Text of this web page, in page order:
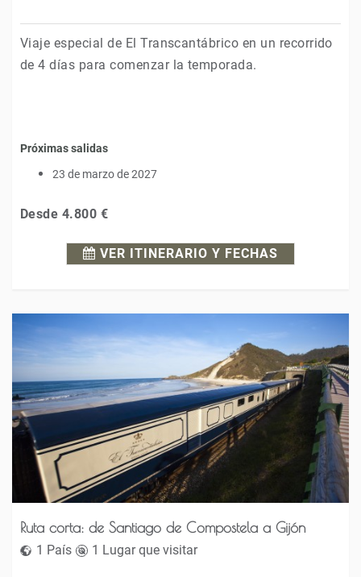
Viaje especial de El Transcantábrico en un recorrido
de 4 días para comenzar la temporada.
Próximas salidas
23 de marzo de 2027
Desde 4.800 €
VER ITINERARIO Y FECHAS
Ruta corta: de Santiago de Compostela a Gijón
1 País 1 Lugar que visitar